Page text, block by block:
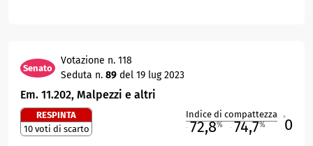
Senato
Votazione n. 118
Seduta n. 89 del 19 lug 2023
Em. 11.202, Malpezzi e altri
RESPINTA
10 voti di scarto
Indice di compattezza
72,8% 74,7% 0